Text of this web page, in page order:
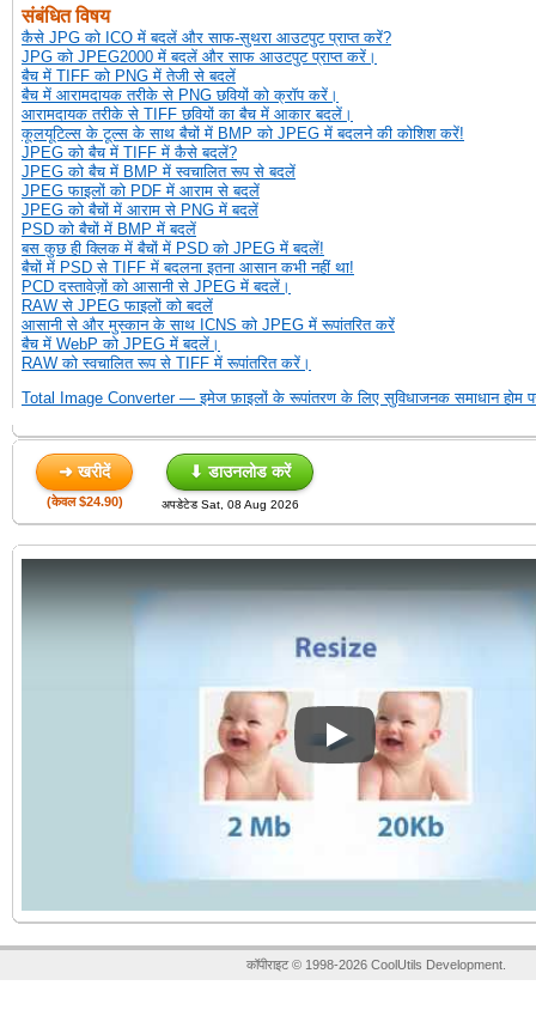
संबंधित विषय
कैसे JPG को ICO में बदलें और साफ-सुथरा आउटपुट प्राप्त करें?
JPG को JPEG2000 में बदलें और साफ आउटपुट प्राप्त करें।
बैच में TIFF को PNG में तेजी से बदलें
बैच में आरामदायक तरीके से PNG छवियों को क्रॉप करें।
आरामदायक तरीके से TIFF छवियों का बैच में आकार बदलें।
कूलयूटिल्स के टूल्स के साथ बैचों में BMP को JPEG में बदलने की कोशिश करें!
JPEG को बैच में TIFF में कैसे बदलें?
JPEG को बैच में BMP में स्वचालित रूप से बदलें
JPEG फाइलों को PDF में आराम से बदलें
JPEG को बैचों में आराम से PNG में बदलें
PSD को बैचों में BMP में बदलें
बस कुछ ही क्लिक में बैचों में PSD को JPEG में बदलें!
बैचों में PSD से TIFF में बदलना इतना आसान कभी नहीं था!
PCD दस्तावेज़ों को आसानी से JPEG में बदलें।
RAW से JPEG फाइलों को बदलें
आसानी से और मुस्कान के साथ ICNS को JPEG में रूपांतरित करें
बैच में WebP को JPEG में बदलें।
RAW को स्वचालित रूप से TIFF में रूपांतरित करें।
Total Image Converter — इमेज फ़ाइलों के रूपांतरण के लिए सुविधाजनक समाधान होम
➜ खरीदें ⬇ डाउनलोड करें
(केवल $24.90) अपडेटेड Sat, 08 Aug 2026
Play
कॉपीराइट © 1998-2026 CoolUtils Development.